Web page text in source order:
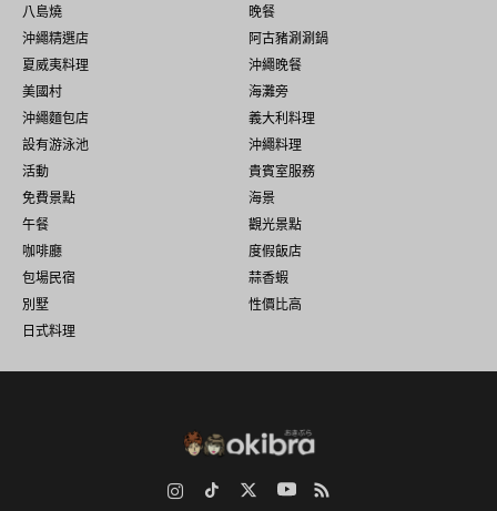
八島燒
晚餐
沖繩精選店
阿古豬涮涮鍋
夏威夷料理
沖繩晚餐
美國村
海灘旁
沖繩麵包店
義大利料理
設有游泳池
沖繩料理
活動
貴賓室服務
免費景點
海景
午餐
觀光景點
咖啡廳
度假飯店
包場民宿
蒜香蝦
別墅
性價比高
日式料理
YouTube RSS